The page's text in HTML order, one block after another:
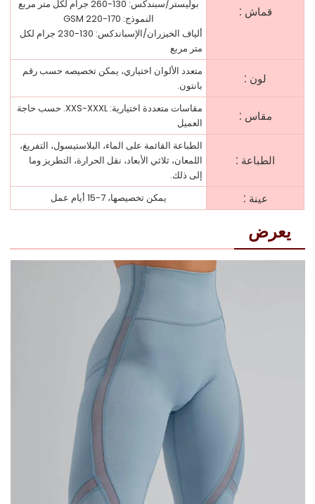
قماش :
بوليستر/سبندكس: 130-260 جرام لكل متر مربع
النموذج: 170-220 GSM
ألياف الخيزران/الإسباندكس: 130-230 جرام لكل
متر مربع
لون :
متعدد الألوان اختياري، يمكن تخصيصه حسب رقم
بانتون.
مقاس :
مقاسات متعددة اختيارية: XXS-XXXL. حسب حاجة
العميل
الطباعة :
الطباعة القائمة على الماء، البلاستيسول، التفريغ،
اللمعان، ثلاثي الأبعاد، نقل الحرارة، التطريز وما
إلى ذلك.
عينة : يمكن تخصيصها، 7-15 أيام عمل
يعرض